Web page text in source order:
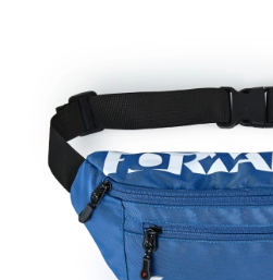
Нижегородская область (1)
Новосибирская область (3)
Омская область (5)
Республика Башкортостан (3)
Республика Крым (1)
Республика Татарстан (2)
Ростовская область (2)